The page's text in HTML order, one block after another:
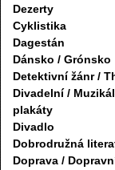
Dezerty
Cyklistika
Dagestán
Dánsko / Grónsko
Detektivní žánr /
Divadelní /
plakáty
Divadlo
Dobrodružná
Doprava /